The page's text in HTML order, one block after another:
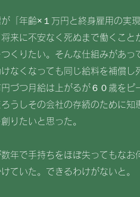
「年齢×１万円と終身雇用の実現
来に不安なく死ぬまで働くこと
くりたい。そんな仕組みがあっ
なくなっても同じ給料を補償
円づつ月給は上がるが６０歳を
うしその会社の存続のために知
りたいと思った。
年で手持ちをほぼ失ってもなお
ていた。できるわけがないと。